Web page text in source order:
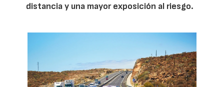
distancia y una mayor exposición al riesgo.